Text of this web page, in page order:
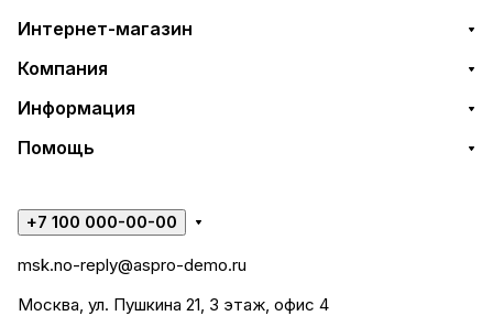
Интернет-магазин
Компания
Информация
Помощь
+7 100 000-00-00
msk.no-reply@aspro-demo.ru
Москва, ул. Пушкина 21, 3 этаж, офис 4